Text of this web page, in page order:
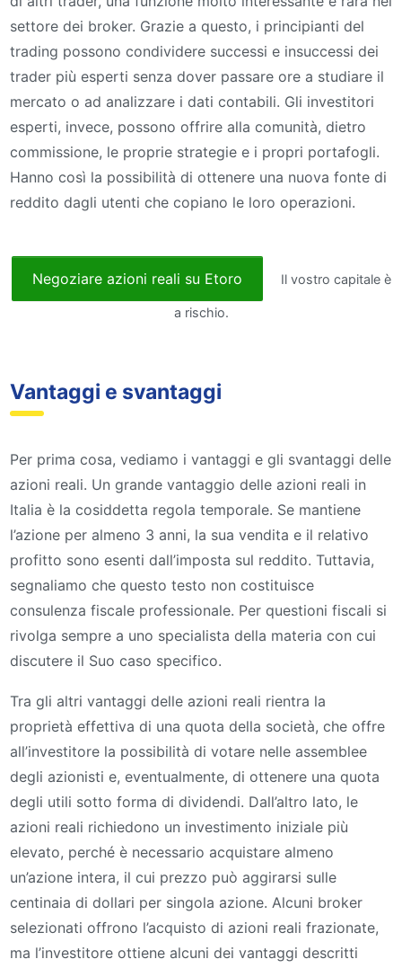
settore dei broker. Grazie a questo, i principianti del
trading possono condividere successi e insuccessi dei
trader più esperti senza dover passare ore a studiare il
mercato o ad analizzare i dati contabili. Gli investitori
esperti, invece, possono offrire alla comunità, dietro
commissione, le proprie strategie e i propri portafogli.
Hanno così la possibilità di ottenere una nuova fonte di
reddito dagli utenti che copiano le loro operazioni.
Negoziare azioni reali su Etoro Il vostro capitale è
a rischio.
Vantaggi e svantaggi
Per prima cosa, vediamo i vantaggi e gli svantaggi delle
azioni reali. Un grande vantaggio delle azioni reali in
Italia è la cosiddetta regola temporale. Se mantiene
l’azione per almeno 3 anni, la sua vendita e il relativo
profitto sono esenti dall’imposta sul reddito. Tuttavia,
segnaliamo che questo testo non costituisce
consulenza fiscale professionale. Per questioni fiscali si
rivolga sempre a uno specialista della materia con cui
discutere il Suo caso specifico.
Tra gli altri vantaggi delle azioni reali rientra la
proprietà effettiva di una quota della società, che offre
all’investitore la possibilità di votare nelle assemblee
degli azionisti e, eventualmente, di ottenere una quota
degli utili sotto forma di dividendi. Dall’altro lato, le
azioni reali richiedono un investimento iniziale più
elevato, perché è necessario acquistare almeno
un’azione intera, il cui prezzo può aggirarsi sulle
centinaia di dollari per singola azione. Alcuni broker
selezionati offrono l’acquisto di azioni reali frazionate,
ma l’investitore ottiene alcuni dei vantaggi descritti